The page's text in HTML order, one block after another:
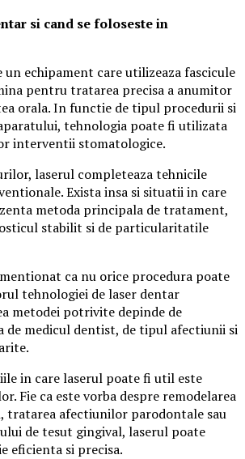
si cand se foloseste in
un echipament care utilizeaza fascicule
pentru tratarea precisa a anumitor
orala. In functie de tipul procedurii si
tehnologia poate fi utilizata
interventii stomatologice.
laserul completeaza tehnicile
Exista insa si situatii in care
metoda principala de tratament,
stabilit si de particularitatile
ca nu orice procedura poate
tehnologiei de laser dentar
metodei potrivite depinde de
de medicul dentist, de tipul afectiunii si
in care laserul poate fi util este
Fie ca este vorba despre remodelarea
tratarea afectiunilor parodontale sau
de tesut gingival, laserul poate
eficienta si precisa.